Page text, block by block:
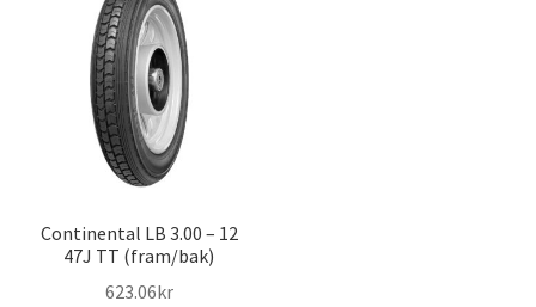
Continental LB 3.00 – 12
47J TT (fram/bak)
623.06kr